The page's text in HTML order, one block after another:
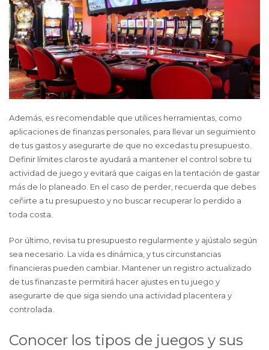
Además, es recomendable que utilices herramientas, como
aplicaciones de finanzas personales, para llevar un seguimiento
de tus gastos y asegurarte de que no excedas tu presupuesto.
Definir límites claros te ayudará a mantener el control sobre tu
actividad de juego y evitará que caigas en la tentación de gastar
más de lo planeado. En el caso de perder, recuerda que debes
ceñirte a tu presupuesto y no buscar recuperar lo perdido a
toda costa.
Por último, revisa tu presupuesto regularmente y ajústalo según
sea necesario. La vida es dinámica, y tus circunstancias
financieras pueden cambiar. Mantener un registro actualizado
de tus finanzas te permitirá hacer ajustes en tu juego y
asegurarte de que siga siendo una actividad placentera y
controlada.
Conocer los tipos de juegos y sus